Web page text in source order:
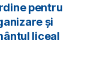
pentru
și
liceal